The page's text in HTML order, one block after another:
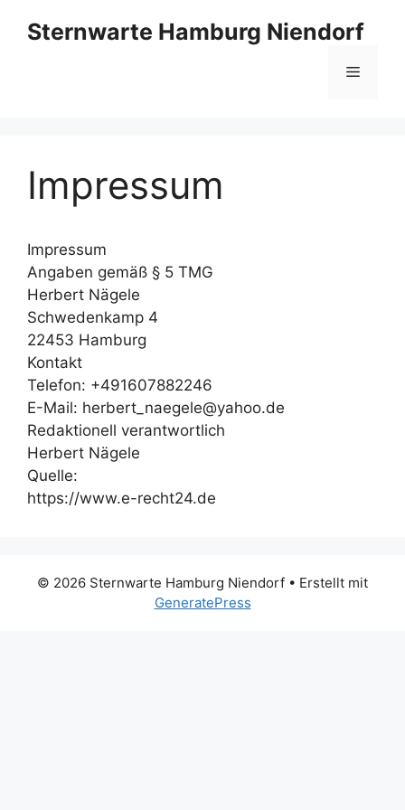
InhaltSternwarte Hamburg Niendorf
Menü
Impressum
Impressum
Angaben gemäß § 5 TMG
Herbert Nägele
Schwedenkamp 4
22453 Hamburg
Kontakt
Telefon: +491607882246
E-Mail: herbert_naegele@yahoo.de
Redaktionell verantwortlich
Herbert Nägele
Quelle:
https://www.e-recht24.de
© 2026 Sternwarte Hamburg Niendorf • Erstellt mit
GeneratePress